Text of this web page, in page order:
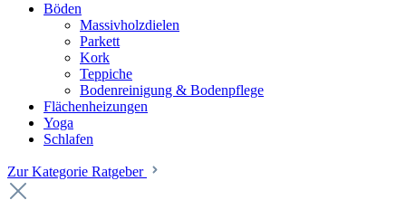
Böden
Massivholzdielen
Parkett
Kork
Teppiche
Bodenreinigung & Bodenpflege
Flächenheizungen
Yoga
Schlafen
Zur Kategorie Ratgeber